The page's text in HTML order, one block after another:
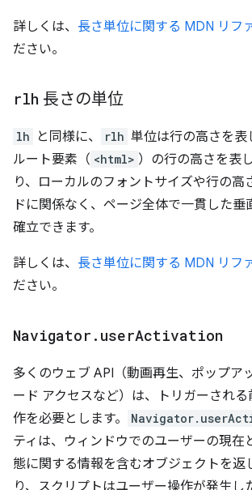
詳しくは、 長さ単位に関する MDN リフ
ださい。
rlh 長さの単位
lh と同様に、 rlh 単位は行の高さを表
ルート要素（ <html> ）の行の高さを表
り、ローカルのフォントサイズや行の高
ドに関係なく、ページ全体で一貫した垂
確立できます。
詳しくは、 長さ単位に関する MDN リフ
ださい。
Navigator . userActivation
多くのウェブ API（動画再生、ポップア
ード アクセスなど）は、トリガーされ
作を必要とします。
ティは、ウィンドウでのユーザーの現在
態に関する情報を含むオブジェクトを返
り、スクリプトはユーザー操作が発生し